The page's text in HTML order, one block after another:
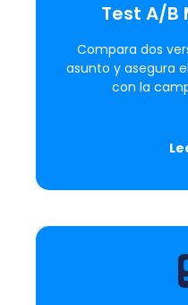
Test A/B
Compara dos
asunto y asegura
con la